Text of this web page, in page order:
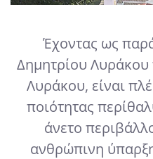
Έχοντας ως
Δημητρίου Λυράκου
Λυράκου, είναι
ποιότητας
άνετο
ανθρώπινη